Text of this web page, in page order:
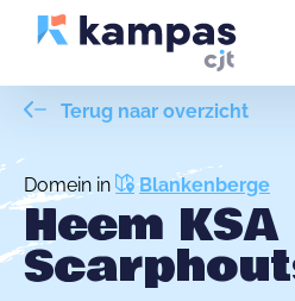
Terug naar overzicht
Domein in Blankenberge
Heem KSA